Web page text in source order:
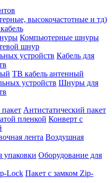
высокочастотные и тд)
Компьютерные шнуры
шнур
Кабель для
ТВ кабель антенный
Шнуры для
Антистатический пакет
Конверт с
Воздушная
Оборудование для
Пакет с замком Zip-